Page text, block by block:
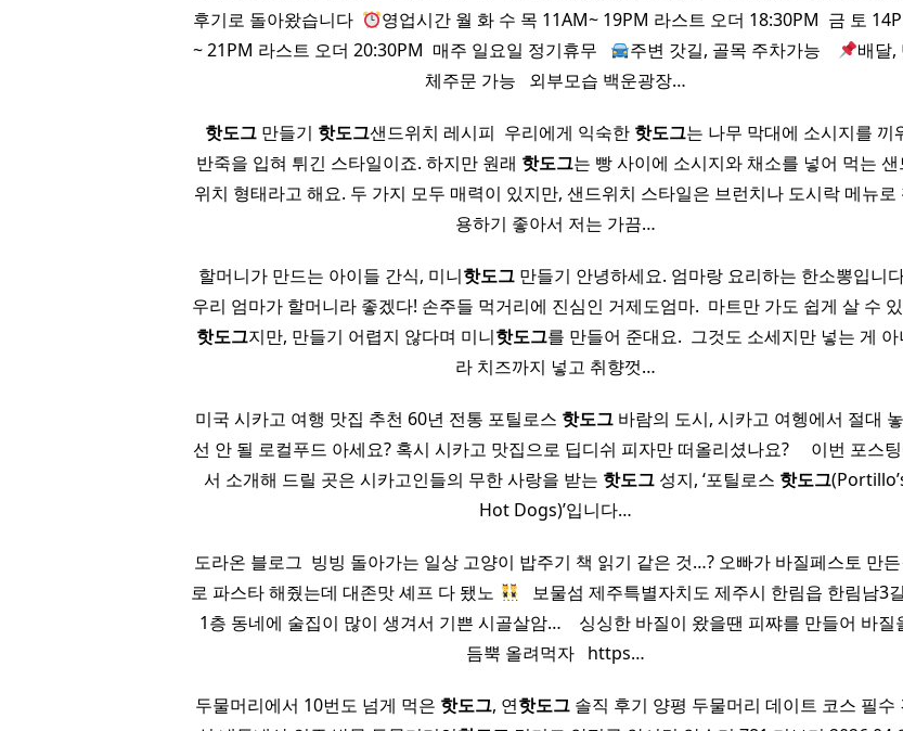
후기로 돌아왔습니다 ​
영업시간 월 화 수 목 11AM~ 19PM 라스트 오더 18:30PM ​ 금 토
~ 21PM 라스트 오더 20:30PM ​ 매주 일요일 정기휴무 ​ ​
주변 갓길, 골목 주차가능 ​ ​ ​
배달,
체주문 가능 ​ ​ 외부모습 백운광장…
핫도그만들기 핫도그샌드위치 레시피 ​ 우리에게 익숙한 핫도그는 나무 막대에 소시지를 끼
반죽을 입혀 튀긴 스타일이죠. 하지만 원래 핫도그는 빵 사이에 소시지와 채소를 넣어 먹는 샌
위치 형태라고 해요. 두 가지 모두 매력이 있지만, 샌드위치 스타일은 브런치나 도시락 메뉴로
용하기 좋아서 저는 가끔…
할머니가 만드는 아이들 간식, 미니핫도그만들기 안녕하세요. 엄마랑 요리하는 한소뽕입니다
우리 엄마가 할머니라 좋겠다! 손주들 먹거리에 진심인 거제도엄마. ​ 마트만 가도 쉽게 살 수
핫도그지만, 만들기 어렵지 않다며 미니핫도그를 만들어 준대요. ​ 그것도 소세지만 넣는 게 아
라 치즈까지 넣고 취향껏…
​ 미국 시카고 여행 맛집 추천 60년 전통 포틸로스 핫도그바람의 도시, 시카고 여헹에서 절대
선 안 될 로컬푸드 아세요? 혹시 시카고 맛집으로 딥디쉬 피자만 떠올리셨나요? ​ ​ ​ ​ 이번 포스
서 소개해 드릴 곳은 시카고인들의 무한 사랑을 받는 핫도그성지, ‘포틸로스 핫도그
Hot Dogs)’입니다…
도라온 블로그 ​ 빙빙 돌아가는 일상 고양이 밥주기 책 읽기 같은 것…? 오빠가 바질페스토 만든
로 파스타 해줬는데 대존맛 셰프 다 됐노
보물섬 제주특별자치도 제주시 한림읍 한림남3
1층 동네에 술집이 많이 생겨서 기쁜 시골살암… ​ ​ ​ 싱싱한 바질이 왔을땐 피쨔를 만들어 바질
듬뿍 올려먹자 ​ ​ https…
두물머리에서 10번도 넘게 먹은 핫도그, 연핫도그솔직 후기 양평 두물머리 데이트 코스 필수